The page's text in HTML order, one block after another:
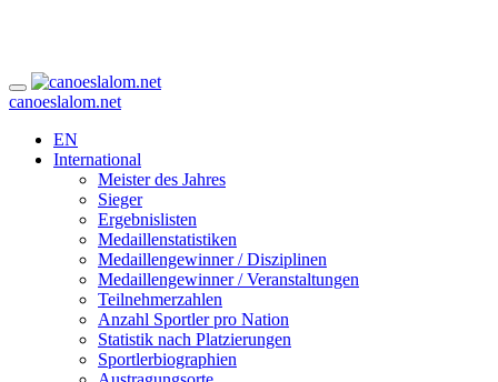
canoeslalom.net
EN
International
Meister des Jahres
Sieger
Ergebnislisten
Medaillenstatistiken
Medaillengewinner / Disziplinen
Medaillengewinner / Veranstaltungen
Teilnehmerzahlen
Anzahl Sportler pro Nation
Statistik nach Platzierungen
Sportlerbiographien